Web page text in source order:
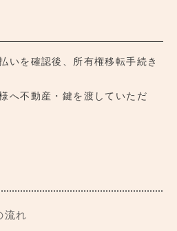
いを確認後、所有権移転手続き
へ不動産・鍵を渡していただ
流れ